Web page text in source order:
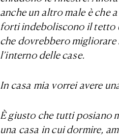
anche un altro male è che
forti indeboliscono il tetto
che dovrebbero
l’interno delle case.
In casa mia vorrei avere
È giusto che tutti posiano
una casa in cui dormire,